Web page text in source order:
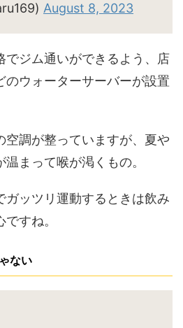
August 8, 2023
でジム通いができるよう、店
のウォーターサーバーが設置
空調が整っていますが、夏や
まって喉が渇くもの。
ガッツリ運動するときは飲み
すね。
ない